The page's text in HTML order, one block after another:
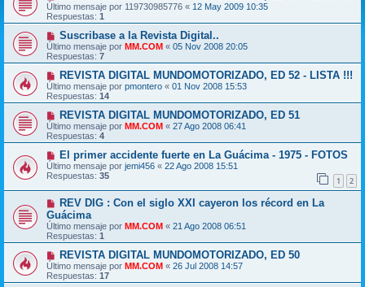
Último mensaje por 119730985776 « 12 May 2009 10:35
Respuestas: 1
Suscribase a la Revista Digital..
Último mensaje por MM.COM « 05 Nov 2008 20:05
Respuestas: 7
REVISTA DIGITAL MUNDOMOTORIZADO, ED 52 - LISTA !!!
Último mensaje por pmontero « 01 Nov 2008 15:53
Respuestas: 14
REVISTA DIGITAL MUNDOMOTORIZADO, ED 51
Último mensaje por MM.COM « 27 Ago 2008 06:41
Respuestas: 4
El primer accidente fuerte en La Guácima - 1975 - FOTOS
Último mensaje por jemi456 « 22 Ago 2008 15:51
Respuestas: 35 1 2
REV DIG : Con el siglo XXI cayeron los récord en La
Guácima
Último mensaje por MM.COM « 21 Ago 2008 06:51
Respuestas: 1
REVISTA DIGITAL MUNDOMOTORIZADO, ED 50
Último mensaje por MM.COM « 26 Jul 2008 14:57
Respuestas: 17